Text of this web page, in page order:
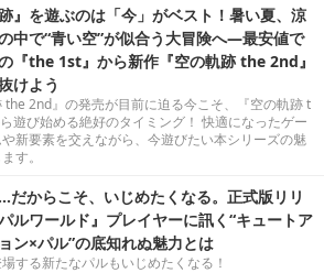
跡』を遊ぶのは「今」がベスト！暑い夏、涼
中で“青い空”が似合う大冒険へ―最安値で
『the 1st』から新作『空の軌跡 the 2nd』
けよう
the 2nd』の発売が目前に迫る今こそ、『空の軌跡 t
遊び始める絶好のタイミング！ 快適になったゲー
新要素を交えながら、今遊びたい本シリーズの魅
す。
だからこそ、いじめたくなる。正式版リリ
ルワールド』プレイヤーに訊く“キュートア
ン×パル”の底知れぬ魅力とは
する新たなパルもいじめたくなる！